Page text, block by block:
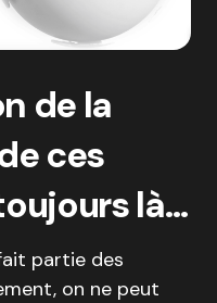
de la
ces
là…
partie des
on ne peut